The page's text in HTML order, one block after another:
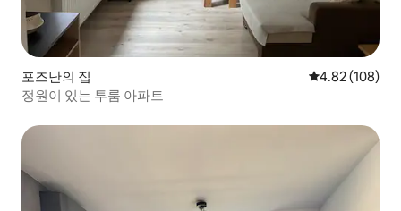
포즈난의 집 평점 4.82점(5
4.82 (108)
정원이 있는 투룸 아파트